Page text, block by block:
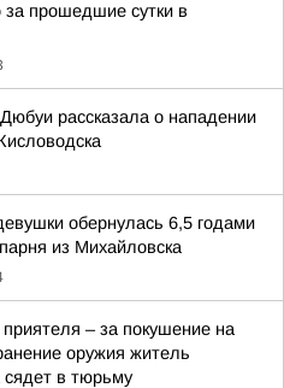
за прошедшие сутки в
рассказала о нападении
обернулась 6,5 годами
из Михайловска
– за покушение на
оружия житель
сядет в тюрьму